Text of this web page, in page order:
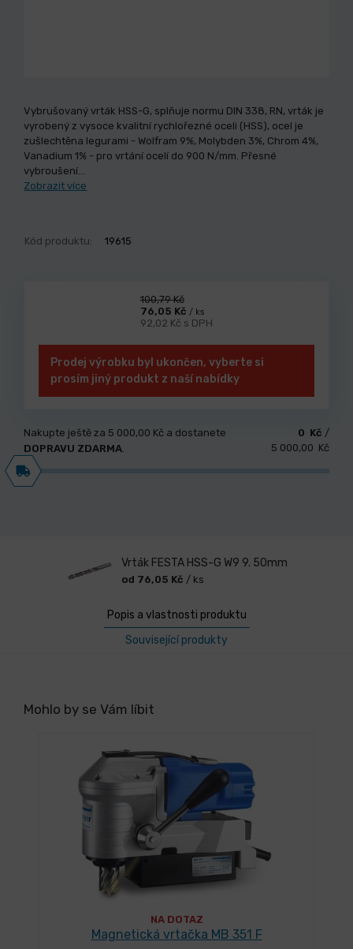
Vybrušovaný vrták HSS-G, splňuje normu DIN 338, RN, vrták je
vyrobený z vysoce kvalitní rychlořezné oceli (HSS), ocel je
zušlechtěna legurami - Wolfram 9%, Molybden 3%, Chrom 4%,
Vanadium 1% - pro vrtání ocelí do 900 N/mm. Přesné
vybroušení…
Zobrazit více
Kód produktu: 19615
100,79 Kč
76,05 Kč / ks
92,02 Kč s DPH
Prodej výrobku byl ukončen, vyberte si
prosím jiný produkt z naší nabídky
Nakupte ještě za 5 000,00 Kč a dostanete
DOPRAVU ZDARMA.
0 Kč /
5 000,00 Kč
Vrták FESTA HSS-G W9 9. 50mm
od 76,05 Kč / ks
Popis a vlastnosti produktu
Související produkty
Mohlo by se Vám líbit
NA DOTAZ
Magnetická vrtačka MB 351 F